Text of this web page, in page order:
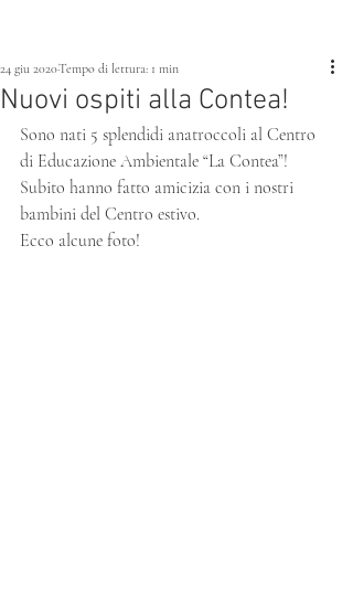
Nuovi ospiti alla Contea!
24 giu 2020Tempo di lettura: 1 min
Sono nati 5 splendidi anatroccoli al Centro
di Educazione Ambientale “La Contea”!
Subito hanno fatto amicizia con i nostri
bambini del Centro estivo.
Ecco alcune foto!